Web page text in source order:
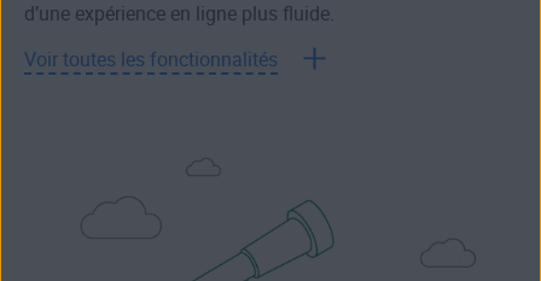
d’une expérience en ligne plus fluide.
Voir toutes les fonctionnalités